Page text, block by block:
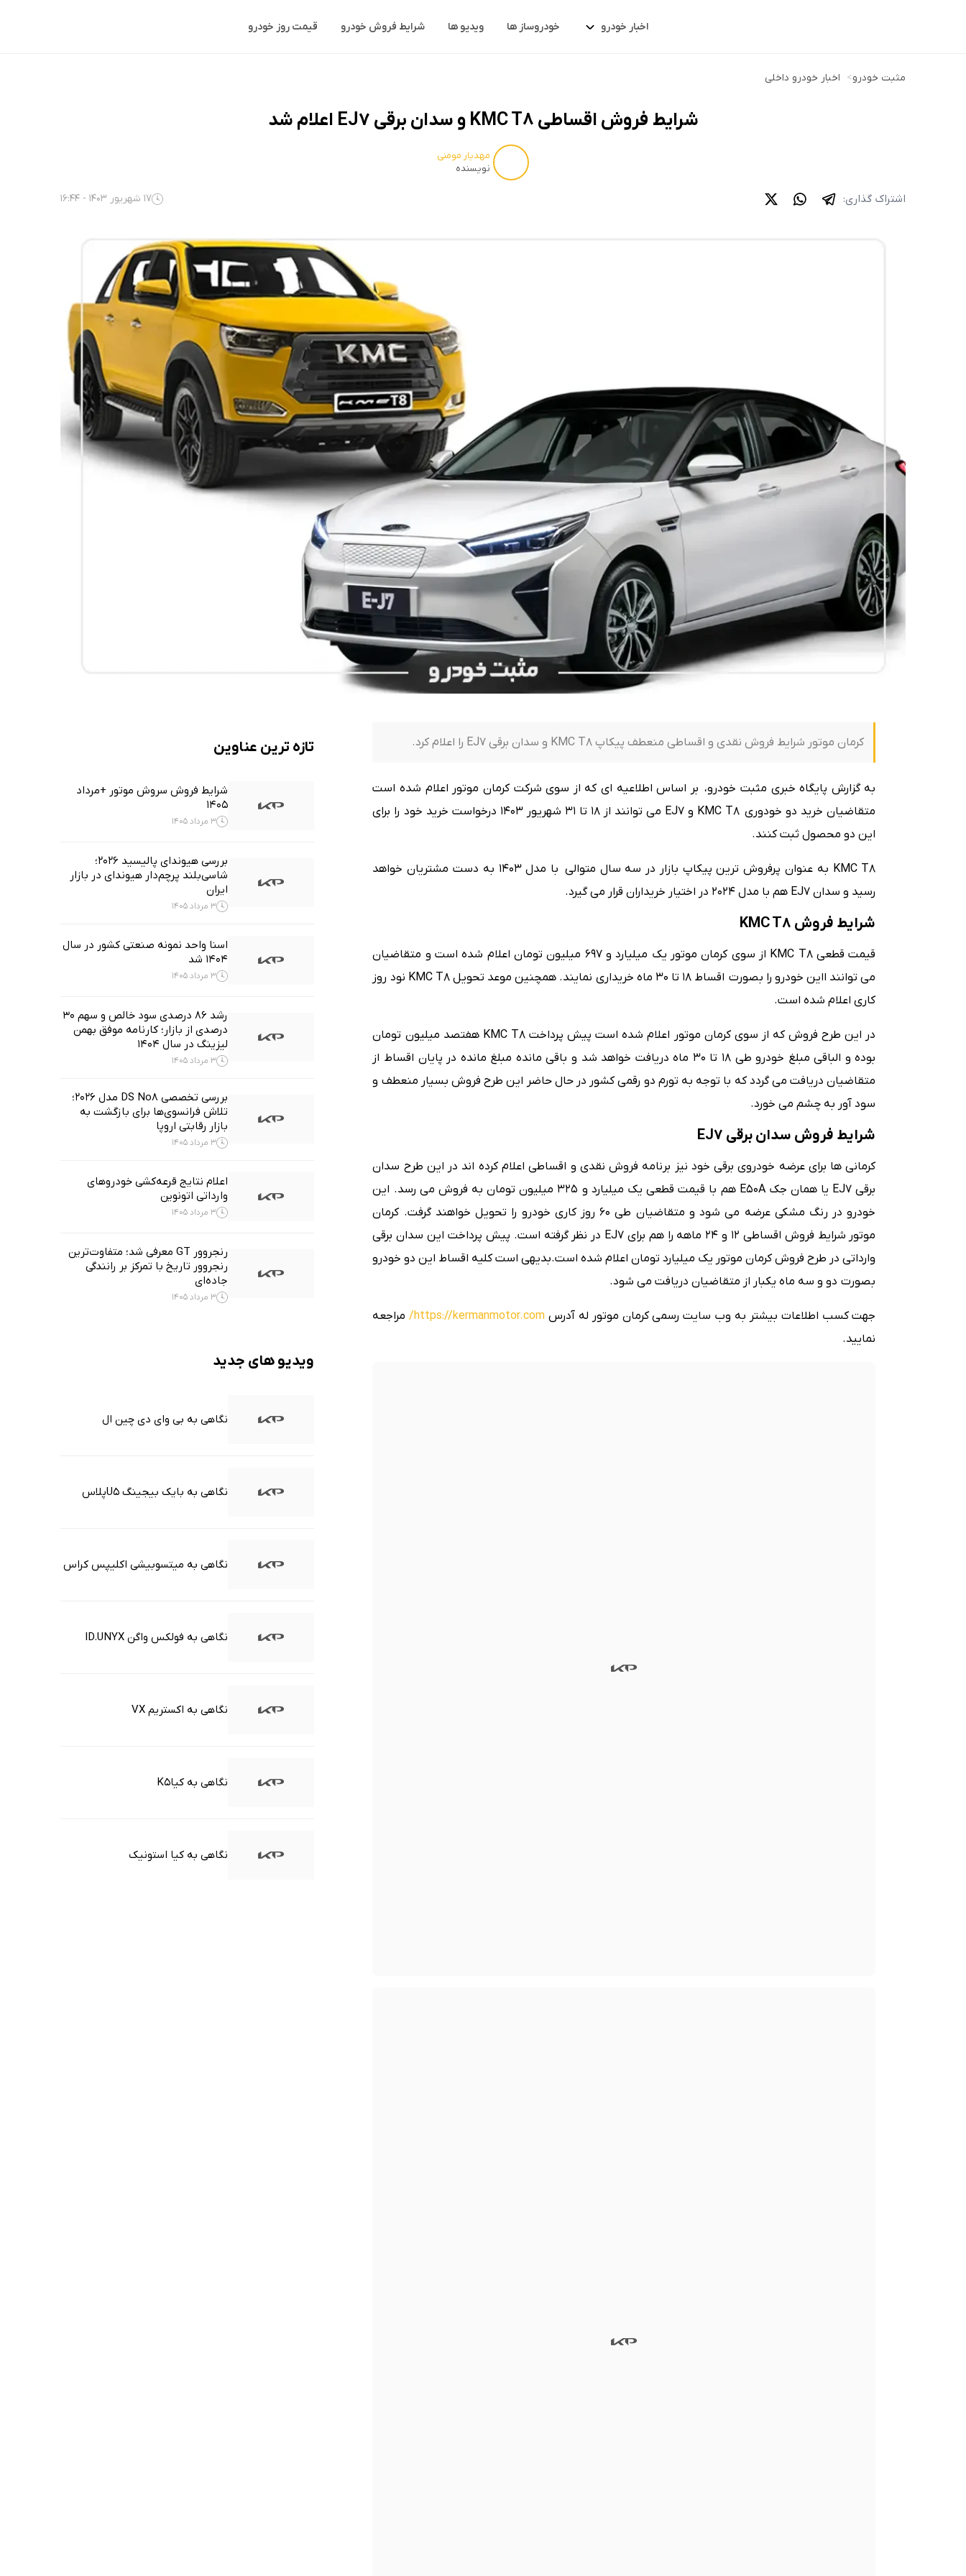
اخبار خودرو خودروساز ها ویدیو ها شرایط فروش خودرو قیمت روز خودرو
مثبت خودرو> اخبار خودرو داخلی
شرایط فروش اقساطی KMC T8 و سدان برقی EJ7 اعلام شد
مهدیار مومنی
نویسنده
اشتراک گذاری: 17 شهریور 1403 - 16:44
کرمان موتور شرایط فروش نقدی و اقساطی منعطف پیکاپ KMC T8 و سدان برقی EJ7 را اعلام کرد.
به گزارش پایگاه خبری مثبت خودرو، بر اساس اطلاعیه ای که از سوی شرکت کرمان موتور اعلام شده است
متقاضیان خرید دو خودوری KMC T8 و EJ7 می توانند از ۱۸ تا ۳۱ شهریور ۱۴۰۳ درخواست خرید خود را برای
این دو محصول ثبت کنند.
KMC T8 به عنوان پرفروش ترین پیکاپ بازار در سه سال متوالی با مدل ۱۴۰۳ به دست مشتریان خواهد
رسید و سدان EJ7 هم با مدل ۲۰۲۴ در اختیار خریداران قرار می گیرد.
شرایط فروش KMC T8
قیمت قطعی KMC T8 از سوی کرمان موتور یک میلیارد و ۶۹۷ میلیون تومان اعلام شده است و متقاضیان
می توانند ااین خودرو را بصورت اقساط ۱۸ تا ۳۰ ماه خریداری نمایند. همچنین موعد تحویل KMC T8 نود روز
کاری اعلام شده است.
در این طرح فروش که از سوی کرمان موتور اعلام شده است پیش پرداخت KMC T8 هفتصد میلیون تومان
بوده و الباقی مبلغ خودرو طی 18 تا 30 ماه دریافت خواهد شد و باقی مانده مبلغ مانده در پایان اقساط از
متقاضیان دریافت می گردد که با توجه به تورم دو رقمی کشور در حال حاضر این طرح فروش بسیار منعطف و
سود آور به چشم می خورد.
شرایط فروش سدان برقی EJ7
کرمانی ها برای عرضه خودروی برقی خود نیز برنامه فروش نقدی و اقساطی اعلام کرده اند در این طرح سدان
برقی EJ7 یا همان جک E50A هم با قیمت قطعی یک میلیارد و ۳۲۵ میلیون تومان به فروش می رسد. این
خودرو در رنگ مشکی عرضه می شود و متقاضیان طی ۶۰ روز کاری خودرو را تحویل خواهند گرفت. کرمان
موتور شرایط فروش اقساطی ۱۲ و ۲۴ ماهه را هم برای EJ7 در نظر گرفته است. پیش پرداخت این سدان برقی
وارداتی در طرح فروش کرمان موتور یک میلیارد تومان اعلام شده است.بدیهی است کلیه اقساط این دو خودرو
بصورت دو و سه ماه یکبار از متقاضیان دریافت می شود.
جهت کسب اطلاعات بیشتر به وب سایت رسمی کرمان موتور له آدرس https://kermanmotor.com/ مراجعه
نمایید.
تازه ترین عناوین
شرایط فروش سروش موتور +مرداد
1405
3 مرداد 1405
بررسی هیوندای پالیسید ۲۰۲۶؛
شاسی‌بلند پرچم‌دار هیوندای در بازار
ایران
3 مرداد 1405
اسنا واحد نمونه صنعتی کشور در سال
۱۴۰۴ شد
3 مرداد 1405
رشد ۸۶ درصدی سود خالص و سهم ۳۰
درصدی از بازار؛ کارنامه موفق بهمن
لیزینگ در سال 1404
3 مرداد 1405
بررسی تخصصی DS No8 مدل ۲۰۲۶؛
تلاش فرانسوی‌ها برای بازگشت به
بازار رقابتی اروپا
3 مرداد 1405
اعلام نتایج قرعه‌کشی خودروهای
وارداتی اتونوین
3 مرداد 1405
رنجروور GT معرفی شد؛ متفاوت‌ترین
رنجروور تاریخ با تمرکز بر رانندگی
جاده‌ای
3 مرداد 1405
ویدیو های جدید
نگاهی به بی وای دی چین ال
نگاهی به بایک بیجینگ U5پلاس
نگاهی به میتسوبیشی اکلیپس کراس
نگاهی به فولکس واگن ID.UNYX
نگاهی به اکستریم VX
نگاهی به کیاK5
نگاهی به کیا استونیک